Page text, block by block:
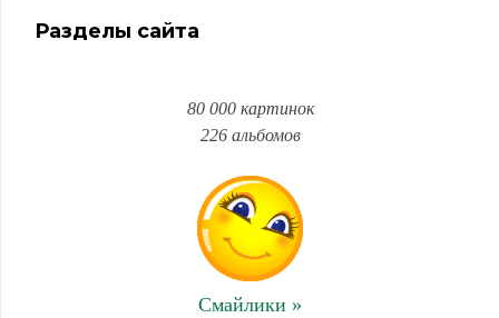
Разделы сайта
80 000 картинок
226 альбомов
Смайлики »